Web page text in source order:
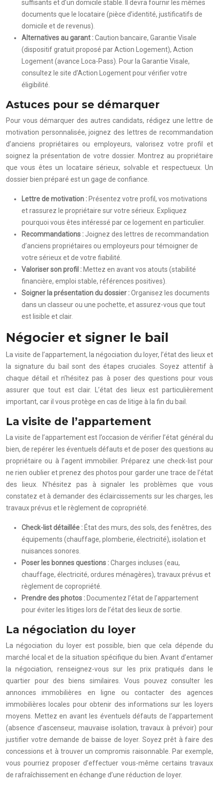
suffisants et d’un domicile stable. Il devra fournir les mêmes
documents que le locataire (pièce d’identité, justificatifs de
domicile et de revenus).
Alternatives au garant :Caution bancaire, Garantie Visale
(dispositif gratuit proposé par Action Logement), Action
Logement (avance Loca-Pass). Pour la Garantie Visale,
consultez le site d’Action Logement pour vérifier votre
éligibilité.
Astuces pour se démarquer
Pour vous démarquer des autres candidats, rédigez une lettre de
motivation personnalisée, joignez des lettres de recommandation
d’anciens propriétaires ou employeurs, valorisez votre profil et
soignez la présentation de votre dossier. Montrez au propriétaire
que vous êtes un locataire sérieux, solvable et respectueux. Un
dossier bien préparé est un gage de confiance.
Lettre de motivation : Présentez votre profil, vos motivations
et rassurez le propriétaire sur votre sérieux. Expliquez
pourquoi vous êtes intéressé par ce logement en particulier.
Recommandations : Joignez des lettres de recommandation
d’anciens propriétaires ou employeurs pour témoigner de
votre sérieux et de votre fiabilité.
Valoriser son profil : Mettez en avant vos atouts (stabilité
financière, emploi stable, références positives).
Soigner la présentation du dossier :Organisez les documents
dans un classeur ou une pochette, et assurez-vous que tout
est lisible et clair.
Négocier et signer le bail
La visite de l’appartement, la négociation du loyer, l’état des lieux et
la signature du bail sont des étapes cruciales. Soyez attentif à
chaque détail et n’hésitez pas à poser des questions pour vous
assurer que tout est clair. L’état des lieux est particulièrement
important, car il vous protège en cas de litige à la fin du bail.
La visite de l’appartement
La visite de l’appartement est l’occasion de vérifier l’état général du
bien, de repérer les éventuels défauts et de poser des questions au
propriétaire ou à l’agent immobilier. Préparez une check-list pour
ne rien oublier et prenez des photos pour garder une trace de l’état
des lieux. N’hésitez pas à signaler les problèmes que vous
constatez et à demander des éclaircissements sur les charges, les
travaux prévus et le règlement de copropriété.
Check-list détaillée : État des murs, des sols, des fenêtres, des
équipements (chauffage, plomberie, électricité), isolation et
nuisances sonores.
Poser les bonnes questions :Charges incluses (eau,
chauffage, électricité, ordures ménagères), travaux prévus et
règlement de copropriété.
Prendre des photos : Documentez l’état de l’appartement
pour éviter les litiges lors de l’état des lieux de sortie.
La négociation du loyer
La négociation du loyer est possible, bien que cela dépende du
marché local et de la situation spécifique du bien. Avant d’entamer
la négociation, renseignez-vous sur les prix pratiqués dans le
quartier pour des biens similaires. Vous pouvez consulter les
annonces immobilières en ligne ou contacter des agences
immobilières locales pour obtenir des informations sur les loyers
moyens. Mettez en avant les éventuels défauts de l’appartement
(absence d’ascenseur, mauvaise isolation, travaux à prévoir) pour
justifier votre demande de baisse de loyer. Soyez prêt à faire des
concessions et à trouver un compromis raisonnable. Par exemple,
vous pourriez proposer d’effectuer vous-même certains travaux
de rafraîchissement en échange d’une réduction de loyer.